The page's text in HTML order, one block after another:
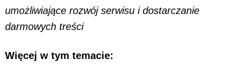
umożliwiające rozwój serwisu i dostarczanie
darmowych treści
Więcej w tym temacie: